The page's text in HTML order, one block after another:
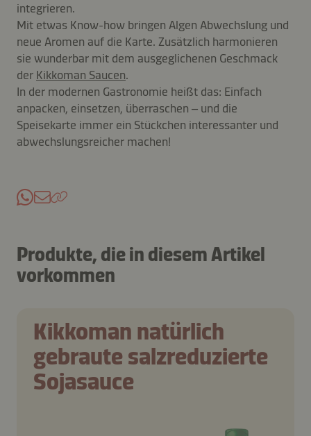
integrieren.
Mit etwas Know-how bringen Algen Abwechslung und
neue Aromen auf die Karte. Zusätzlich harmonieren
sie wunderbar mit dem ausgeglichenen Geschmack
der Kikkoman Saucen.
In der modernen Gastronomie heißt das: Einfach
anpacken, einsetzen, überraschen – und die
Speisekarte immer ein Stückchen interessanter und
abwechslungsreicher machen!
Produkte, die in diesem Artikel
vorkommen
Kikkoman natürlich
gebraute salzreduzierte
Sojasauce